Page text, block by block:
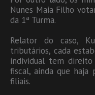
Nunes Maia Filho
da 1ª Turma.
Relator do caso,
tributários, cada
individual tem
fiscal, ainda que haja
filiais.